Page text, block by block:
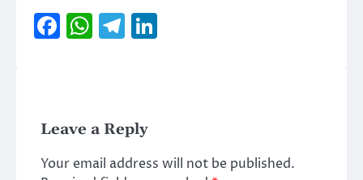
Facebook
WhatsApp
Telegram
Leave a Reply
Your email address will not be published.